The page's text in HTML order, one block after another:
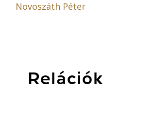
Novoszáth Péter
Relációk